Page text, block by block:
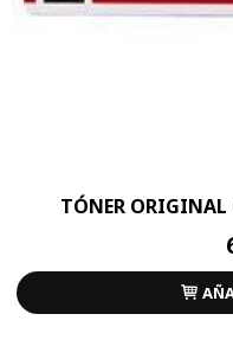
TÓNER